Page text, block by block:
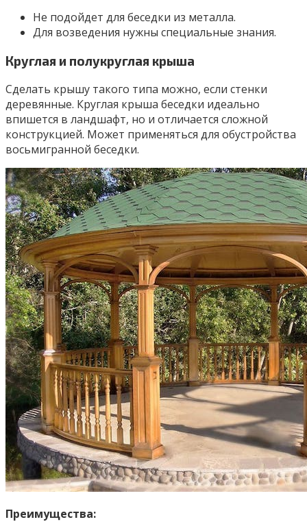
Не подойдет для беседки из металла.
Для возведения нужны специальные знания.
Круглая и полукруглая крыша
Сделать крышу такого типа можно, если стенки
деревянные. Круглая крыша беседки идеально
впишется в ландшафт, но и отличается сложной
конструкцией. Может применяться для обустройства
восьмигранной беседки.
Преимущества: